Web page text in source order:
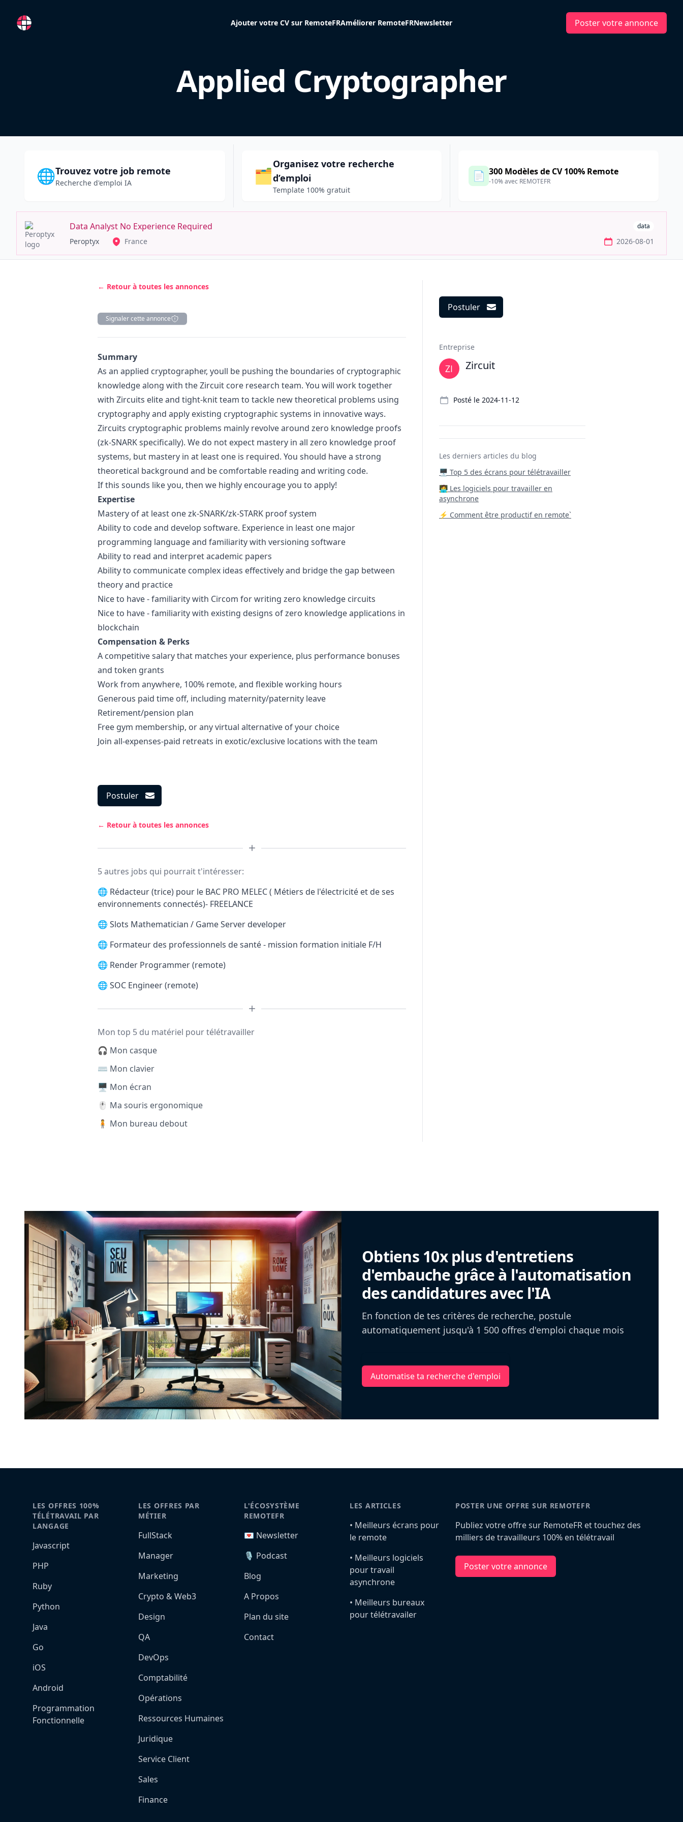
RemoteFR Ajouter votre CV sur RemoteFRAméliorer RemoteFRNewsletter Poster votre annonce
Applied Cryptographer
🌐Trouvez votre job remote
Recherche d'emploi IA 🗂️
Organisez votre recherche
d’emploi
Template 100% gratuit
📄 300 Modèles de CV 100% Remote
-10% avec REMOTEFR
Data Analyst No Experience Required data
Peroptyx France 2026-08-01
← Retour à toutes les annonces
Signaler cette annonce
Description
Summary
As an applied cryptographer, youll be pushing the boundaries of cryptographic
knowledge along with the Zircuit core research team. You will work together
with Zircuits elite and tight-knit team to tackle new theoretical problems using
cryptography and apply existing cryptographic systems in innovative ways.
Zircuits cryptographic problems mainly revolve around zero knowledge proofs
(zk-SNARK specifically). We do not expect mastery in all zero knowledge proof
systems, but mastery in at least one is required. You should have a strong
theoretical background and be comfortable reading and writing code.
If this sounds like you, then we highly encourage you to apply!
Expertise
Mastery of at least one zk-SNARK/zk-STARK proof system
Ability to code and develop software. Experience in least one major
programming language and familiarity with versioning software
Ability to read and interpret academic papers
Ability to communicate complex ideas effectively and bridge the gap between
theory and practice
Nice to have - familiarity with Circom for writing zero knowledge circuits
Nice to have - familiarity with existing designs of zero knowledge applications in
blockchain
Compensation & Perks
A competitive salary that matches your experience, plus performance bonuses
and token grants
Work from anywhere, 100% remote, and flexible working hours
Generous paid time off, including maternity/paternity leave
Retirement/pension plan
Free gym membership, or any virtual alternative of your choice
Join all-expenses-paid retreats in exotic/exclusive locations with the team
Postuler
← Retour à toutes les annonces
5 autres jobs qui pourrait t'intéresser:
🌐 Rédacteur (trice) pour le BAC PRO MELEC ( Métiers de l'électricité et de ses
environnements connectés)- FREELANCE
🌐 Slots Mathematician / Game Server developer
🌐 Formateur des professionnels de santé - mission formation initiale F/H
🌐 Render Programmer (remote)
🌐 SOC Engineer (remote)
Mon top 5 du matériel pour télétravailler
🎧 Mon casque
⌨️ Mon clavier
🖥️ Mon écran
🖱️ Ma souris ergonomique
🧍 Mon bureau debout
Postuler
Entreprise
Zircuit
Posté le 2024-11-12
Les derniers articles du blog
🖥️ Top 5 des écrans pour télétravailler
‍🧑‍💻 Les logiciels pour travailler en
asynchrone
⚡ Comment être productif en remote`
Obtiens 10x plus d'entretiens
d'embauche grâce à l'automatisation
des candidatures avec l'IA
En fonction de tes critères de recherche, postule
automatiquement jusqu'à 1 500 offres d'emploi chaque mois
Automatise ta recherche d'emploi
LES OFFRES 100%
TÉLÉTRAVAIL PAR
LANGAGE
Javascript
PHP
Ruby
Python
Java
Go
iOS
Android
Programmation
Fonctionnelle
LES OFFRES PAR
MÉTIER
FullStack
Manager
Marketing
Crypto & Web3
Design
QA
DevOps
Comptabilité
Opérations
Ressources Humaines
Juridique
Service Client
Sales
Finance
L'ÉCOSYSTÈME
REMOTEFR
💌 Newsletter
🎙️ Podcast
Blog
A Propos
Plan du site
Contact
LES ARTICLES
•️ Meilleurs écrans pour
le remote
•️ Meilleurs logiciels
pour travail
asynchrone
•️ Meilleurs bureaux
pour télétravailer
POSTER UNE OFFRE SUR REMOTEFR
Publiez votre offre sur RemoteFR et touchez des
milliers de travailleurs 100% en télétravail
Poster votre annonce